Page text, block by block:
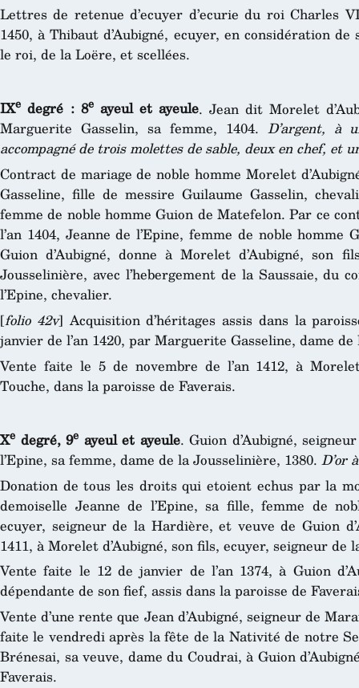
Lettres de retenue d’ecuyer d’ecurie du roi Charles
1450, à Thibaut d’Aubigné, ecuyer, en considération
le roi, de la Loëre, et scellées.
IXe degré : 8e ayeul et ayeule. Jean dit Morelet
Marguerite Gasselin, sa femme, 1404. D’argent, à
accompagné de trois molettes de sable, deux en chef, et
Contract de mariage de noble homme Morelet
Gasseline, fille de messire Guilaume Gasselin,
femme de noble homme Guion de Matefelon. Par ce
l’an 1404, Jeanne de l’Epine, femme de noble
Guion d’Aubigné, donne à Morelet d’Aubigné,
Jousselinière, avec l’hebergement de la Saussaie, du
l’Epine, chevalier.
[folio 42v] Acquisition d’héritages assis dans la
janvier de l’an 1420, par Marguerite Gasseline, dame de
Vente faite le 5 de novembre de l’an 1412, à
Touche, dans la paroisse de Faverais.
Xe degré, 9e ayeul et ayeule. Guion d’Aubigné,
l’Epine, sa femme, dame de la Jousselinière, 1380. D’or
Donation de tous les droits qui etoient echus par la
demoiselle Jeanne de l’Epine, sa fille, femme de
ecuyer, seigneur de la Hardière, et veuve de Guion
1411, à Morelet d’Aubigné, son fils, ecuyer, seigneur de
Vente faite le 12 de janvier de l’an 1374, à Guion
dépendante de son fief, assis dans la paroisse de
Vente d’une rente que Jean d’Aubigné, seigneur de
faite le vendredi après la fête de la Nativité de notre
Brénesai, sa veuve, dame du Coudrai, à Guion
Faverais.